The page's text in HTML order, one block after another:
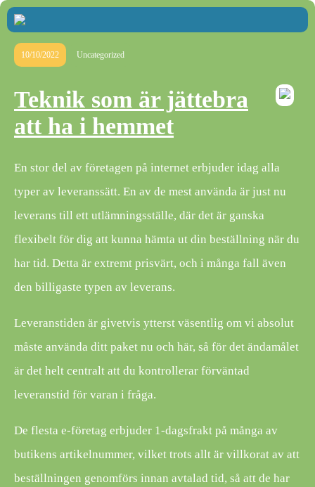
10/10/2022 Uncategorized
Teknik som är jättebra
att ha i hemmet
En stor del av företagen på internet erbjuder idag alla
typer av leveranssätt. En av de mest använda är just nu
leverans till ett utlämningsställe, där det är ganska
flexibelt för dig att kunna hämta ut din beställning när du
har tid. Detta är extremt prisvärt, och i många fall även
den billigaste typen av leverans.
Leveranstiden är givetvis ytterst väsentlig om vi absolut
måste använda ditt paket nu och här, så för det ändamålet
är det helt centralt att du kontrollerar förväntad
leveranstid för varan i fråga.
De flesta e-företag erbjuder 1-dagsfrakt på många av
butikens artikelnummer, vilket trots allt är villkorat av att
beställningen genomförs innan avtalad tid, så att de har